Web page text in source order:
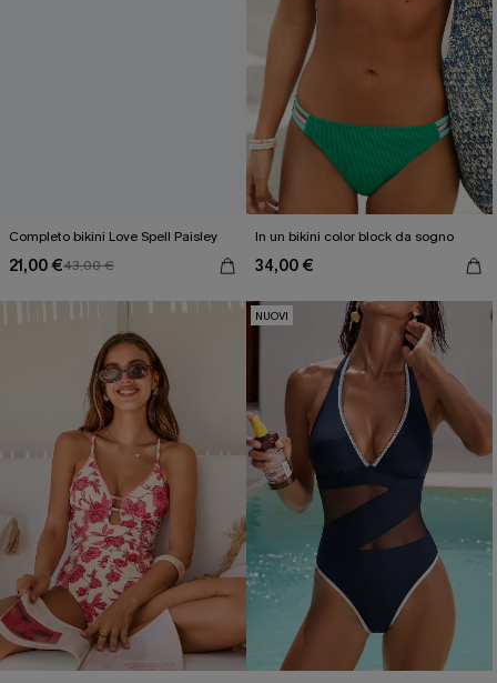
Completo bikini Love Spell Paisley
21,00 €43,00 €
In un bikini color block da sogno
34,00 €
NUOVI